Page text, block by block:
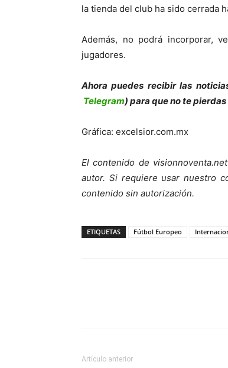
la tienda del club ha sido cerrada
Además, no podrá incorporar,
jugadores.
Ahora puedes recibir las
Telegram) para que no te
Gráfica: excelsior.com.mx
El contenido de
autor. Si requiere usar nuestro
contenido sin autorización.
ETIQUETAS Fútbol Europeo
Artículo anterior